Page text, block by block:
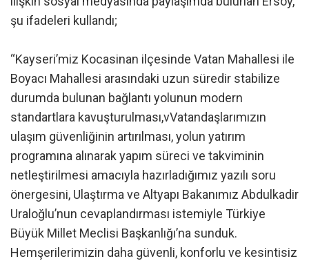
şu ifadeleri kullandı;
“Kayseri’miz Kocasinan ilçesinde Vatan Mahallesi ile
Boyacı Mahallesi arasındaki uzun süredir stabilize
durumda bulunan bağlantı yolunun modern
standartlara kavuşturulması,vVatandaşlarımızın
ulaşım güvenliğinin artırılması, yolun yatırım
programına alınarak yapım süreci ve takviminin
netleştirilmesi amacıyla hazırladığımız yazılı soru
önergesini, Ulaştırma ve Altyapı Bakanımız Abdulkadir
Uraloğlu’nun cevaplandırması istemiyle Türkiye
Büyük Millet Meclisi Başkanlığı’na sunduk.
Hemşerilerimizin daha güvenli, konforlu ve kesintisiz